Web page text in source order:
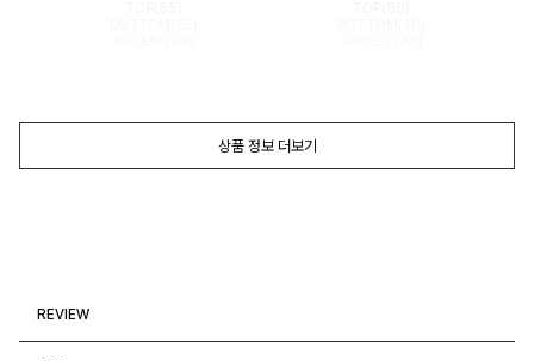
상품 정보 더보기
REVIEW